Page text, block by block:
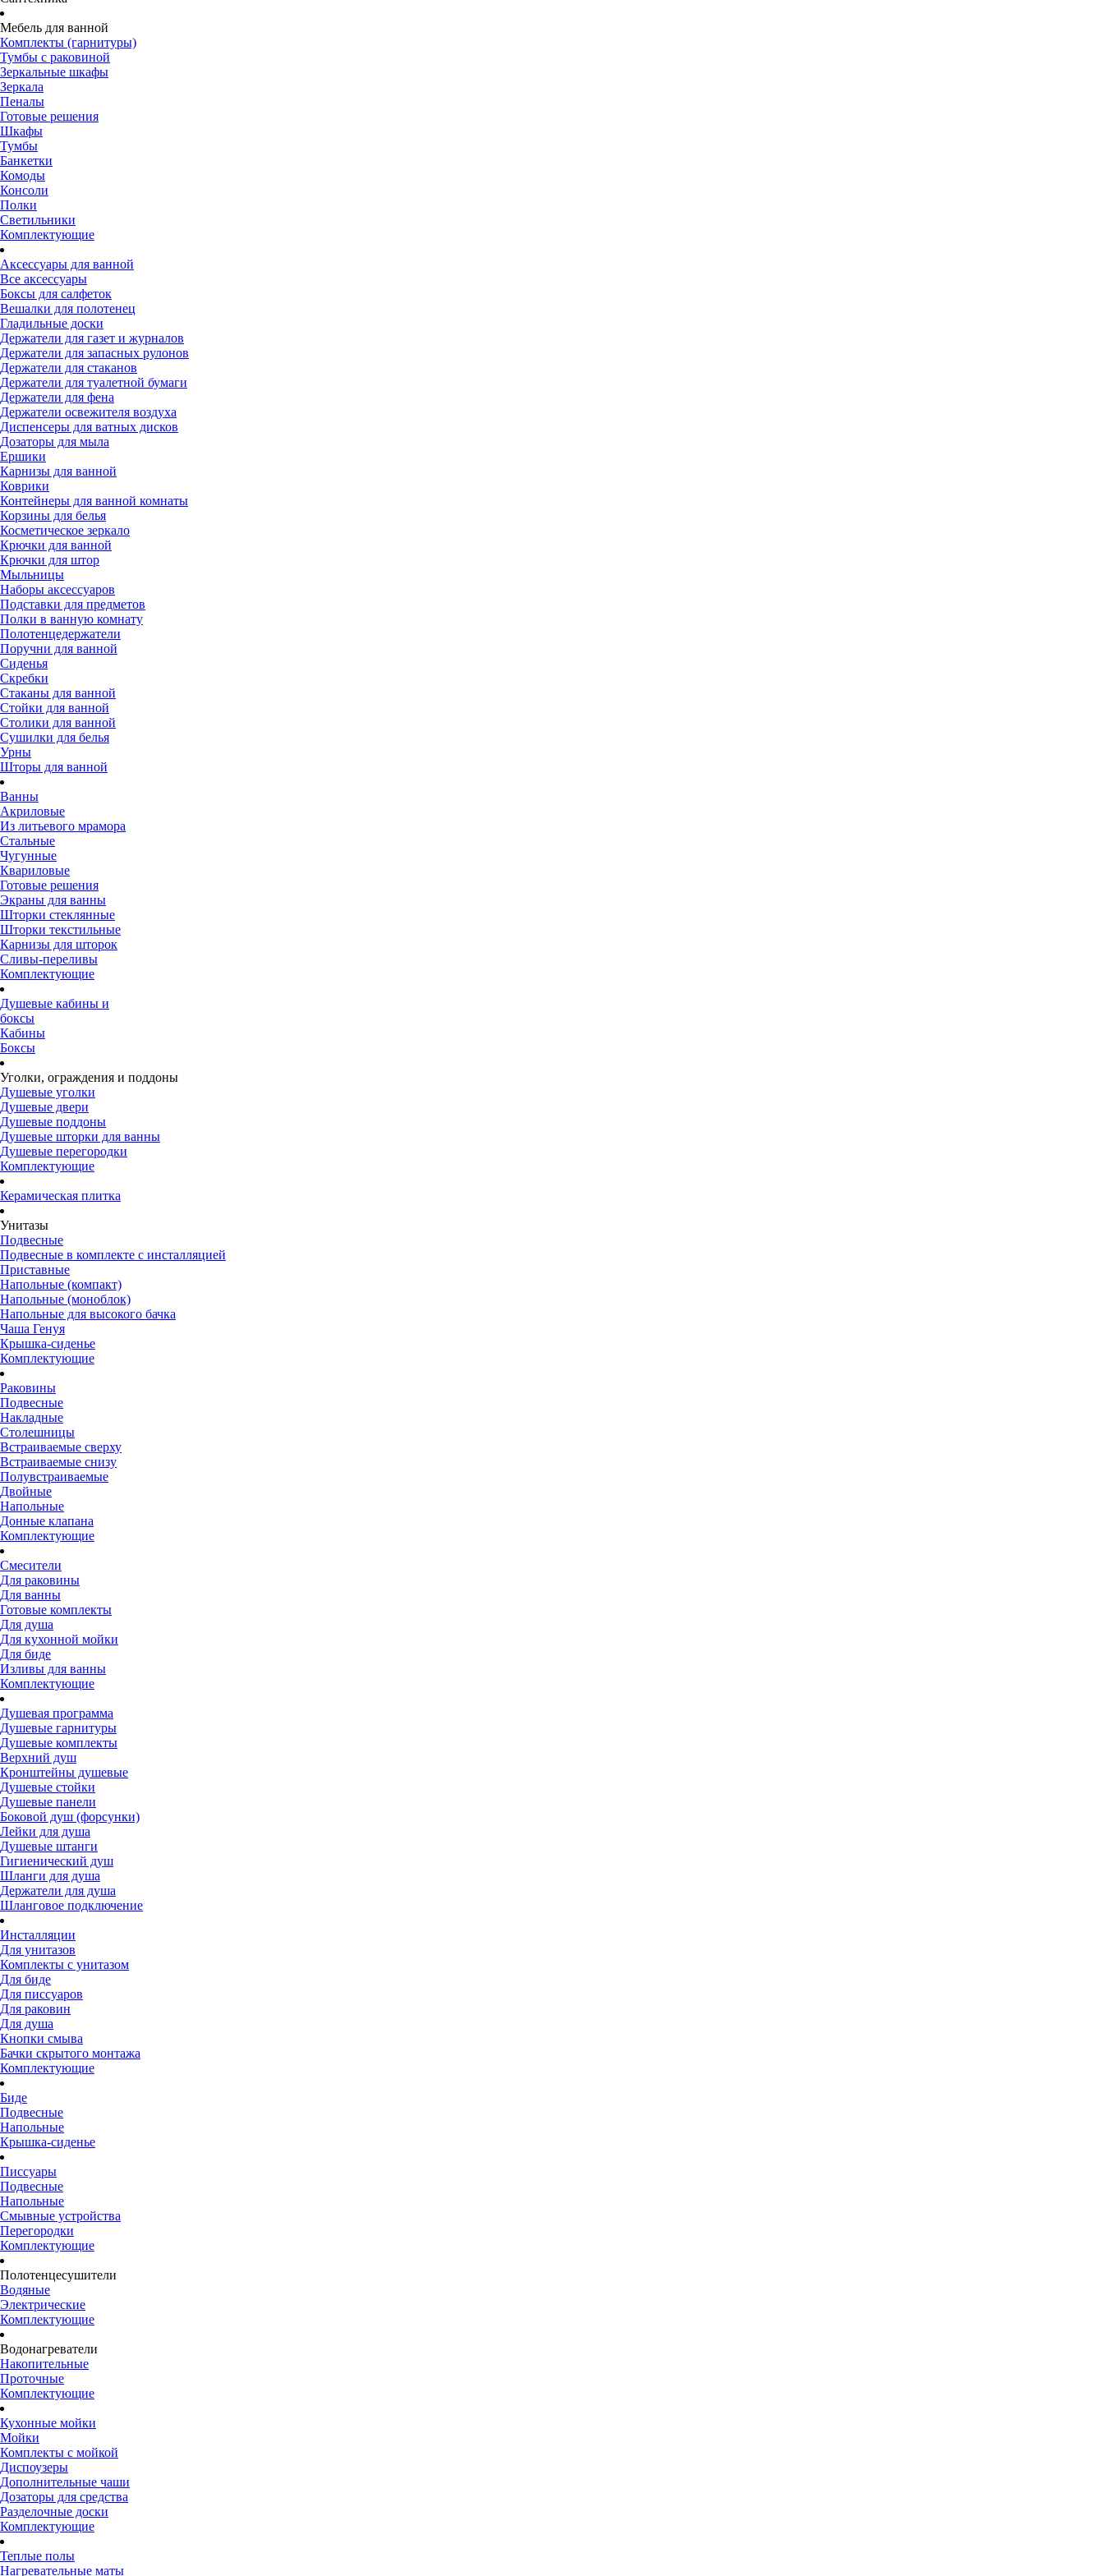
Мебель для ванной
Комплекты (гарнитуры)
Тумбы с раковиной
Зеркальные шкафы
Зеркала
Пеналы
Готовые решения
Шкафы
Тумбы
Банкетки
Комоды
Консоли
Полки
Светильники
Комплектующие
Аксессуары для ванной
Все аксессуары
Боксы для салфеток
Вешалки для полотенец
Гладильные доски
Держатели для газет и журналов
Держатели для запасных рулонов
Держатели для стаканов
Держатели для туалетной бумаги
Держатели для фена
Держатели освежителя воздуха
Диспенсеры для ватных дисков
Дозаторы для мыла
Ершики
Карнизы для ванной
Коврики
Контейнеры для ванной комнаты
Корзины для белья
Косметическое зеркало
Крючки для ванной
Крючки для штор
Мыльницы
Наборы аксессуаров
Подставки для предметов
Полки в ванную комнату
Полотенцедержатели
Поручни для ванной
Сиденья
Скребки
Стаканы для ванной
Стойки для ванной
Столики для ванной
Сушилки для белья
Урны
Шторы для ванной
Ванны
Акриловые
Из литьевого мрамора
Стальные
Чугунные
Квариловые
Готовые решения
Экраны для ванны
Шторки стеклянные
Шторки текстильные
Карнизы для шторок
Сливы-переливы
Комплектующие
Душевые кабины и
боксы
Кабины
Боксы
Уголки, ограждения и поддоны
Душевые уголки
Душевые двери
Душевые поддоны
Душевые шторки для ванны
Душевые перегородки
Комплектующие
Керамическая плитка
Унитазы
Подвесные
Подвесные в комплекте с инсталляцией
Приставные
Напольные (компакт)
Напольные (моноблок)
Напольные для высокого бачка
Чаша Генуя
Крышка-сиденье
Комплектующие
Раковины
Подвесные
Накладные
Столешницы
Встраиваемые сверху
Встраиваемые снизу
Полувстраиваемые
Двойные
Напольные
Донные клапана
Комплектующие
Смесители
Для раковины
Для ванны
Готовые комплекты
Для душа
Для кухонной мойки
Для биде
Изливы для ванны
Комплектующие
Душевая программа
Душевые гарнитуры
Душевые комплекты
Верхний душ
Кронштейны душевые
Душевые стойки
Душевые панели
Боковой душ (форсунки)
Лейки для душа
Душевые штанги
Гигиенический душ
Шланги для душа
Держатели для душа
Шланговое подключение
Инсталляции
Для унитазов
Комплекты с унитазом
Для биде
Для писсуаров
Для раковин
Для душа
Кнопки смыва
Бачки скрытого монтажа
Комплектующие
Биде
Подвесные
Напольные
Крышка-сиденье
Писсуары
Подвесные
Напольные
Смывные устройства
Перегородки
Комплектующие
Полотенцесушители
Водяные
Электрические
Комплектующие
Водонагреватели
Накопительные
Проточные
Комплектующие
Кухонные мойки
Мойки
Комплекты с мойкой
Диспоузеры
Дополнительные чаши
Дозаторы для средства
Разделочные доски
Комплектующие
Теплые полы
Нагревательные маты